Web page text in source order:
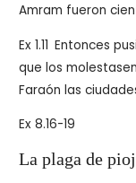
Amram fueron
Ex 1.11 Entonces
que los
Faraón las
Ex 8.16-19
La plaga de